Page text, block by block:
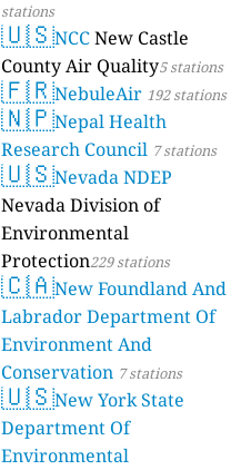
stations
🇺🇸NCCNew Castle
County Air Quality5 stations
🇫🇷NebuleAir 192 stations
🇳🇵Nepal Health
Research Council 7 stations
🇺🇸Nevada NDEP
Nevada Division of
Environmental
Protection229 stations
🇨🇦New Foundland And
Labrador Department Of
Environment And
Conservation 7 stations
🇺🇸New York State
Department Of
Environmental